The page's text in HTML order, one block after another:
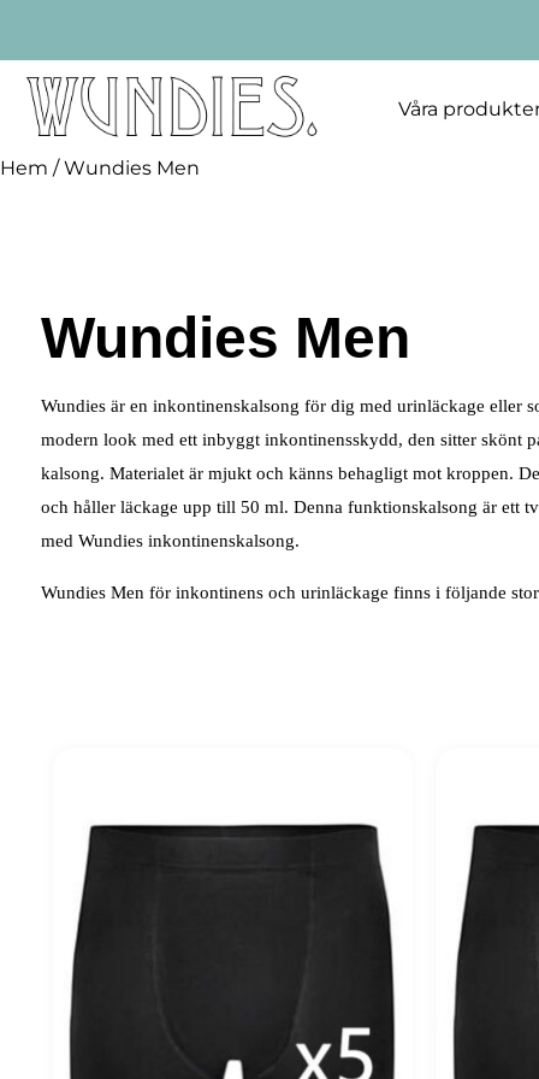
Våra
Hem / Wundies Men
Wundies Men
Wundies är en inkontinenskalsong för dig med urinläckage eller
modern look med ett inbyggt inkontinensskydd, den sitter skönt
kalsong. Materialet är mjukt och känns behagligt mot kroppen.
och håller läckage upp till 50 ml. Denna funktionskalsong är ett
med Wundies inkontinenskalsong.
Wundies Men för inkontinens och urinläckage finns i följande